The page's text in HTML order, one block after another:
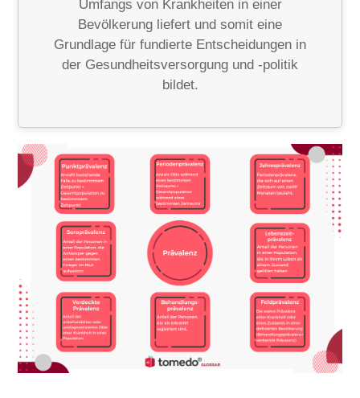
Umfangs von Krankheiten in einer
Bevölkerung liefert und somit eine
Grundlage für fundierte Entscheidungen in
der Gesundheitsversorgung und -politik
bildet.